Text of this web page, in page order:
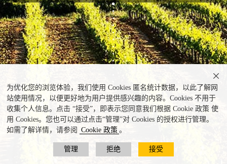
为优化您的浏览体验，我们使用 Cookies 匿名统计数据，以此了解网
站使用情况，以便更好地为用户提供感兴趣的内容。Cookies 不用于
收集个人信息。点击 “接受”，即表示您同意我们根据 Cookie 政策 使
用 Cookies。您也可以通过点击“管理”对 Cookies 的授权进行管理。
如需了解详情，请参阅
Cookie 政策 。
管理 拒绝 接受
